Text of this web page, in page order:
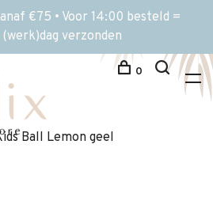
€75 • Voor 14:00 besteld =
verzonden
0
Ball Lemon geel